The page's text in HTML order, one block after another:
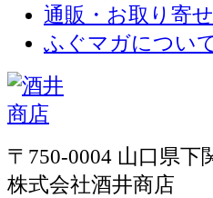
通販・お取り寄
ふぐマガについ
〒750-0004 山口県下
株式会社酒井商店